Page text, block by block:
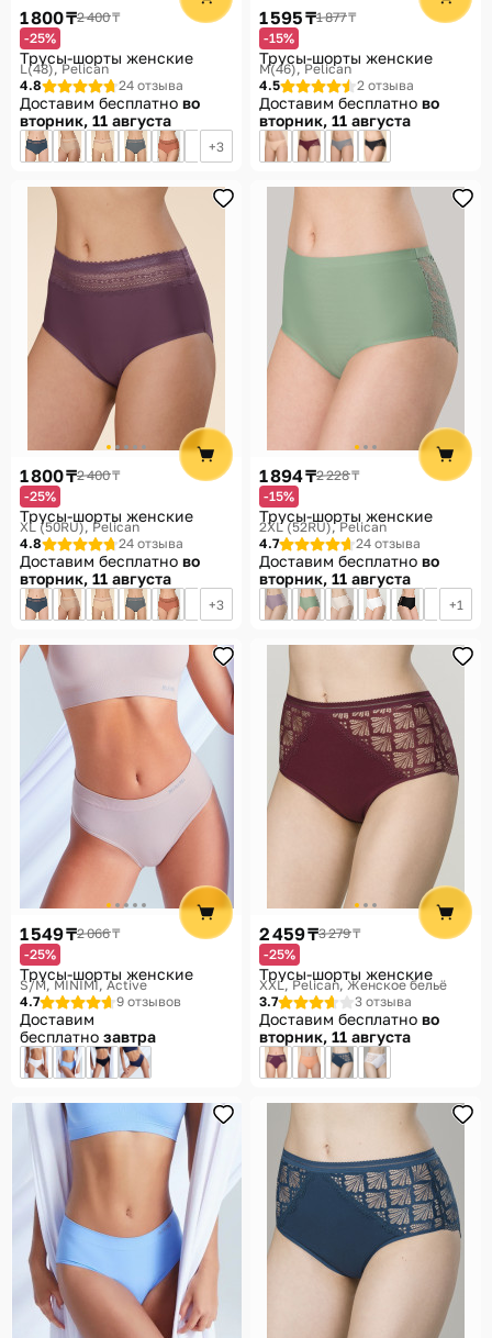
1 800 ₸2 400 ₸
-25%
Трусы-шорты женские
L(48) Pelican
4.8
24 отзыва
Доставим бесплатно во
вторник, 11 августа
3
1 595 ₸1 877 ₸
-15%
Трусы-шорты женские
M(46) Pelican
4.5
2 отзыва
Доставим бесплатно во
вторник, 11 августа
1 800 ₸2 400 ₸
-25%
Трусы-шорты женские
XL (50RU) Pelican
4.8
24 отзыва
Доставим бесплатно во
вторник, 11 августа
3
1 894 ₸2 228 ₸
-15%
Трусы-шорты женские
2XL (52RU) Pelican
4.7
24 отзыва
Доставим бесплатно во
вторник, 11 августа
1
1 549 ₸2 066 ₸
-25%
Трусы-шорты женские
S/M MINIMI, Active
4.7
9 отзывов
Доставим
бесплатно завтра
2 459 ₸3 279 ₸
-25%
Трусы-шорты женские
XXL Pelican, Женское бельё
3.7
3 отзыва
Доставим бесплатно во
вторник, 11 августа